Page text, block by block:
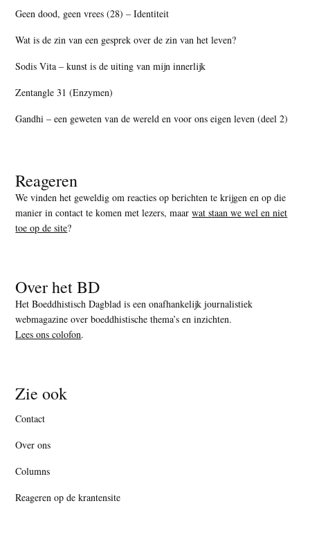
Geen dood, geen vrees (28) – Identiteit
Wat is de zin van een gesprek over de zin van het leven?
Sodis Vita – kunst is de uiting van mijn innerlijk
Zentangle 31 (Enzymen)
Gandhi – een geweten van de wereld en voor ons eigen leven (deel 2)
Reageren
We vinden het geweldig om reacties op berichten te krijgen en op die
manier in contact te komen met lezers, maarwat staan we wel en niet
toe op de site?
Over het BD
Het Boeddhistisch Dagblad is een onafhankelijk journalistiek
webmagazine over boeddhistische thema’s en inzichten.
Lees ons colofon.
Zie ook
Contact
Over ons
Columns
Reageren op de krantensite